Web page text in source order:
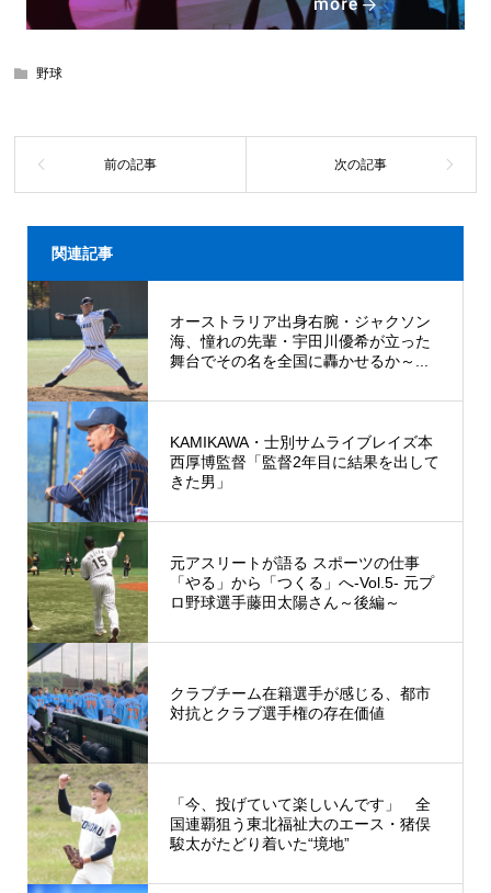
野球
関連記事
オーストラリア出身右腕・ジャクソン
海、憧れの先輩・宇田川優希が立った
舞台でその名を全国に轟かせるか～...
KAMIKAWA・士別サムライブレイズ本
西厚博監督「監督2年目に結果を出して
きた男」
元アスリートが語る スポーツの仕事
「やる」から「つくる」へ‐Vol.5‐ 元プ
ロ野球選手藤田太陽さん～後編～
クラブチーム在籍選手が感じる、都市
対抗とクラブ選手権の存在価値
「今、投げていて楽しいんです」 全
国連覇狙う東北福祉大のエース・猪俣
駿太がたどり着いた“境地”